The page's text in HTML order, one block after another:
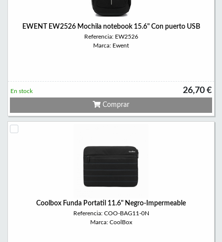
EWENT EW2526 Mochila notebook 15.6" Con puerto USB
Referencia: EW2526
Marca: Ewent
26,70 €
En stock
Comprar
Coolbox Funda Portatil 11.6" Negro-Impermeable
Referencia: COO-BAG11-0N
Marca: CoolBox